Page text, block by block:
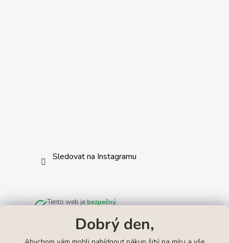
Dobrý den,
Sledovat na Instagramu
Tento web jebezpečný.